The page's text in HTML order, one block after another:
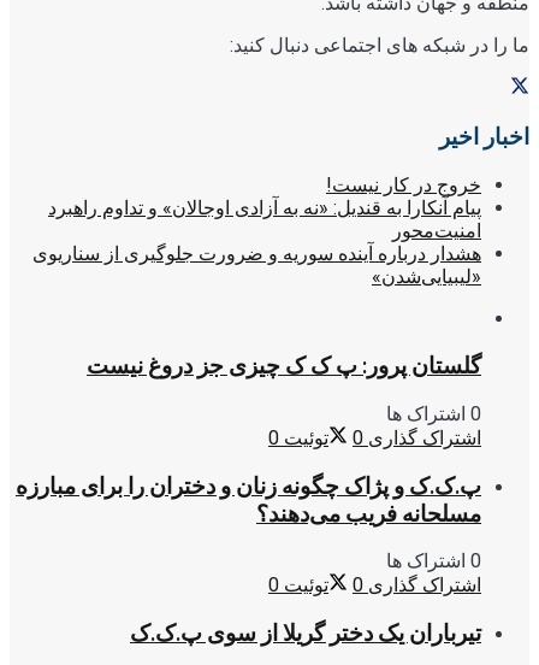
ما را در شبکه های اجتماعی دنبال کنید:
اخبار اخیر
خروج در کار نیست!
پیام آنکارا به قندیل: «نه به آزادی اوجالان» و تداوم راهبرد
امنیت‌محور
هشدار درباره آینده سوریه و ضرورت جلوگیری از سناریوی
«لیبیایی‌شدن»
گلستان پرور: پ ک ک چیزی جز دروغ نیست
0 اشتراک ها
اشتراک گذاری 0 توئیت 0
پ.ک.ک و پژاک چگونه زنان و دختران را برای مبارزه
مسلحانه فریب می‌دهند؟
0 اشتراک ها
اشتراک گذاری 0 توئیت 0
تیرباران یک دختر گریلا از سوی پ.ک.ک